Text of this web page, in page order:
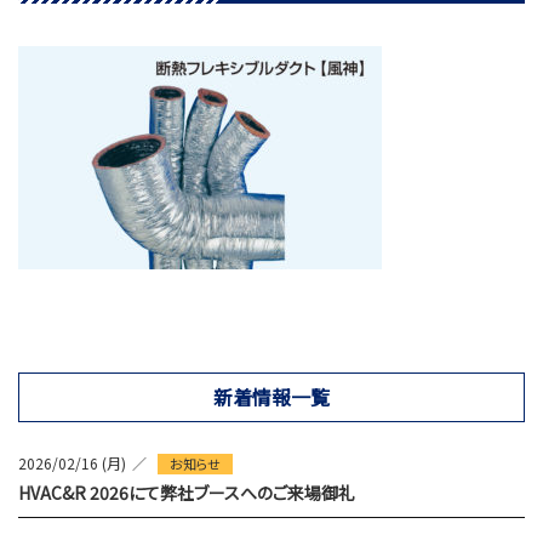
新着情報一覧
2026/02/16 (月) お知らせ
HVAC&R 2026にて弊社ブースへのご来場御礼